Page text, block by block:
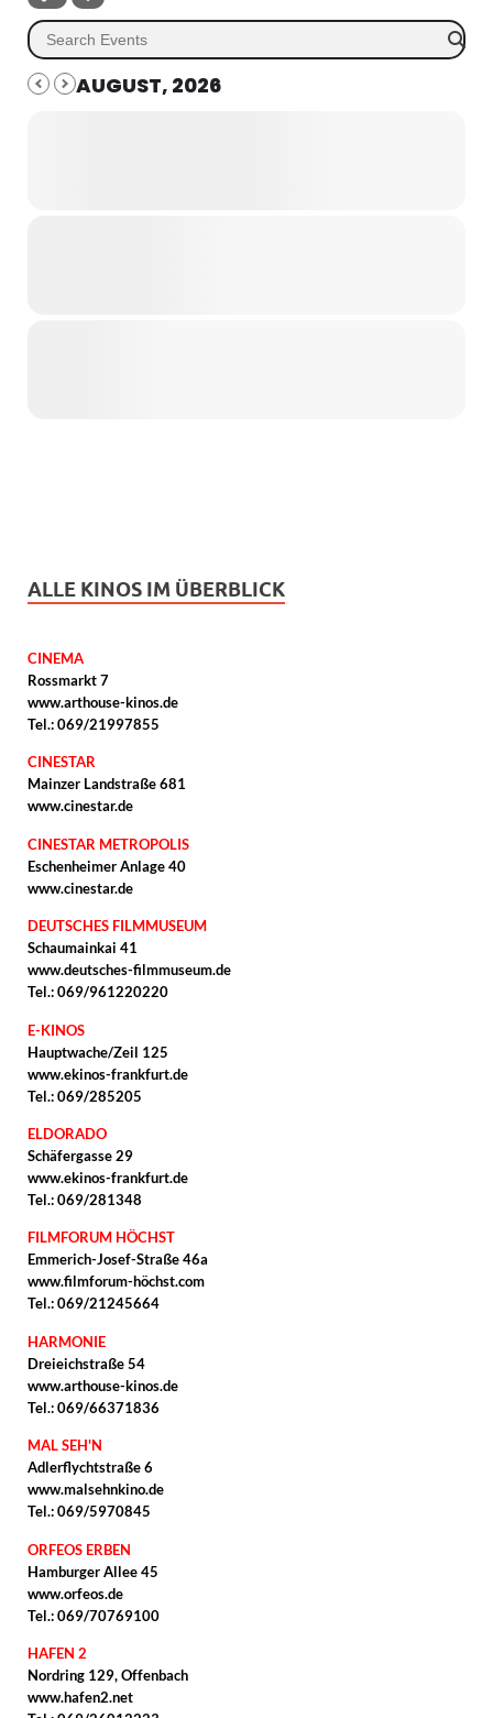
AUGUST, 2026
ALLE KINOS IM ÜBERBLICK
CINEMA
Rossmarkt 7
www.arthouse-kinos.de
Tel.: 069/21997855
CINESTAR
Mainzer Landstraße 681
www.cinestar.de
CINESTAR METROPOLIS
Eschenheimer Anlage 40
www.cinestar.de
DEUTSCHES FILMMUSEUM
Schaumainkai 41
www.deutsches-filmmuseum.de
Tel.: 069/961220220
E-KINOS
Hauptwache/Zeil 125
www.ekinos-frankfurt.de
Tel.: 069/285205
ELDORADO
Schäfergasse 29
www.ekinos-frankfurt.de
Tel.: 069/281348
FILMFORUM HÖCHST
Emmerich-Josef-Straße 46a
www.filmforum-höchst.com
Tel.: 069/21245664
HARMONIE
Dreieichstraße 54
www.arthouse-kinos.de
Tel.: 069/66371836
MAL SEH'N
Adlerflychtstraße 6
www.malsehnkino.de
Tel.: 069/5970845
ORFEOS ERBEN
Hamburger Allee 45
www.orfeos.de
Tel.: 069/70769100
HAFEN 2
Nordring 129, Offenbach
www.hafen2.net